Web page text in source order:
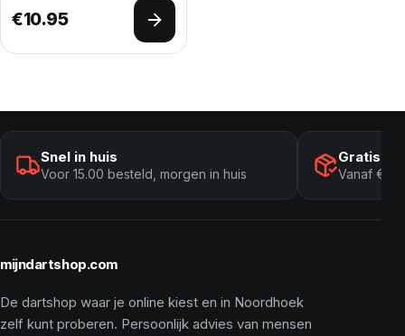
€10.95
Opties selecteren
Snel in huis
Voor 15.00 besteld, morgen in huis
Gratis
Vanaf €
mijndartshop.com
De dartshop waar je online kiest en in Noordhoek
zelf kunt proberen. Persoonlijk advies van mensen